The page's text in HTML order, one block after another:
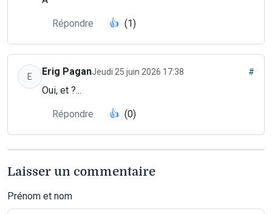
Répondre 👍 (1)
E Erig PaganJeudi 25 juin 2026 17:38 #
Oui, et ?...
Répondre 👍 (0)
Laisser un commentaire
Prénom et nom